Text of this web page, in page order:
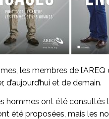
les membres de
et de demain.
hommes ont été consultés
été proposées, mais les